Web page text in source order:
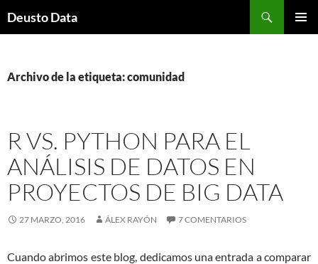
Deusto Data
Archivo de la etiqueta: comunidad
R VS. PYTHON PARA EL
ANÁLISIS DE DATOS EN
PROYECTOS DE BIG DATA
27 MARZO, 2016 ÁLEX RAYÓN 7 COMENTARIOS
Cuando abrimos este blog, dedicamos una entrada a comparar